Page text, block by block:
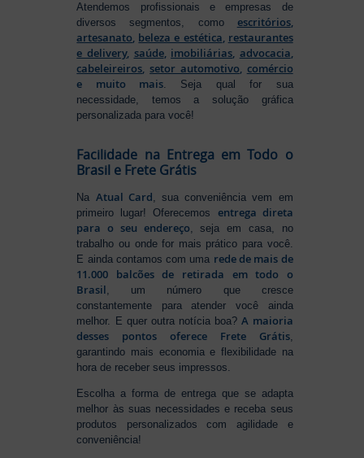
Atendemos profissionais e empresas de
diversos segmentos, como escritórios,
artesanato, beleza e estética, restaurantes
e delivery, saúde, imobiliárias, advocacia,
cabeleireiros, setor automotivo, comércio
e muito mais. Seja qual for sua
necessidade, temos a solução gráfica
personalizada para você!
Facilidade na Entrega em Todo o
Brasil e Frete Grátis
Na Atual Card , sua conveniência vem em
primeiro lugar! Oferecemos entrega direta
para o seu endereço , seja em casa, no
trabalho ou onde for mais prático para você.
E ainda contamos com uma rede de mais de
11.000 balcões de retirada em todo o
Brasil , um número que cresce
constantemente para atender você ainda
melhor. E quer outra notícia boa?A maioria
desses pontos oferece Frete Grátis,
garantindo mais economia e flexibilidade na
hora de receber seus impressos.
Escolha a forma de entrega que se adapta
melhor às suas necessidades e receba seus
produtos personalizados com agilidade e
conveniência!